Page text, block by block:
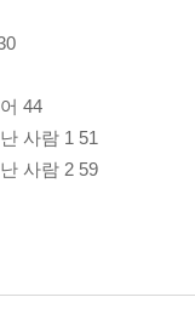
44
사람 1 51
사람 2 59